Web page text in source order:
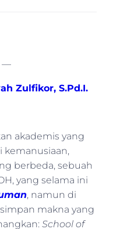
—
Zulfikor, S.Pd.I.
akademis yang
kemanusiaan,
berbeda, sebuah
yang selama ini
, namun di
makna yang
School of